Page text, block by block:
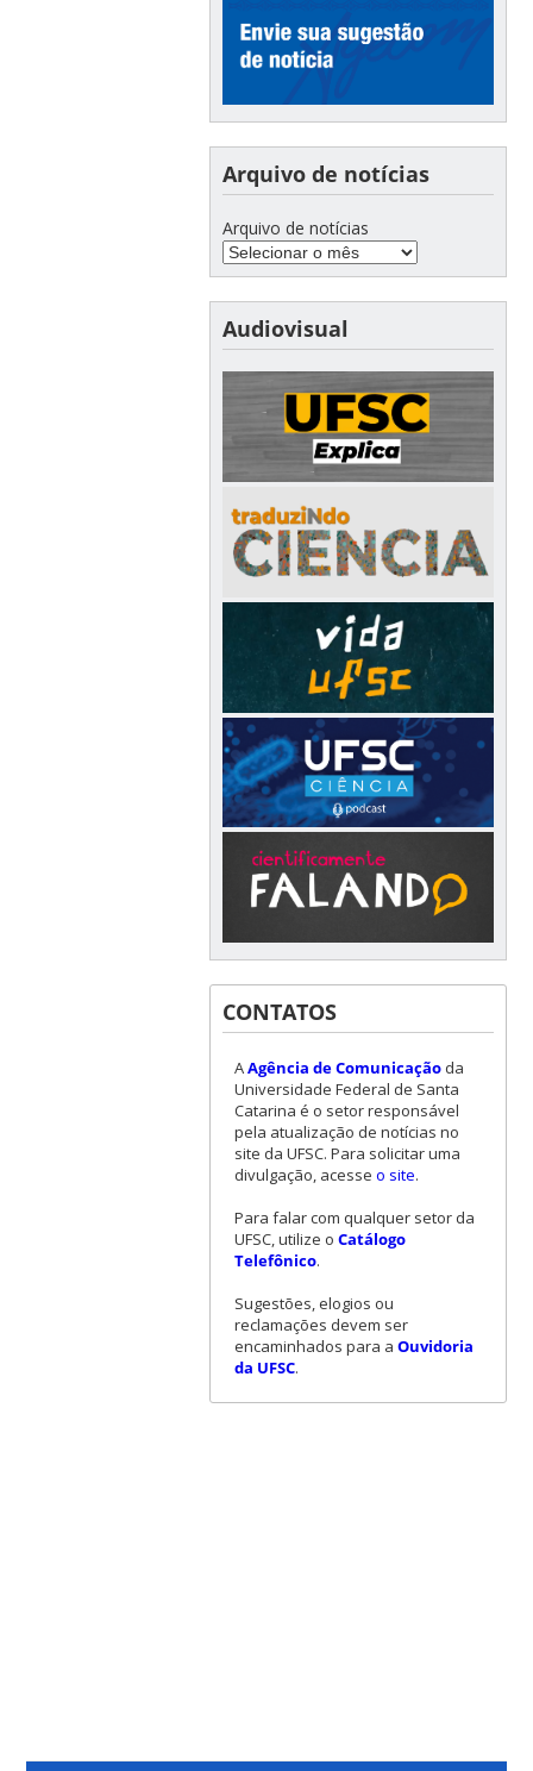
Arquivo de notícias
Arquivo de notícias
Audiovisual
CONTATOS
AAgência de Comunicaçãoda
Universidade Federal de Santa
Catarina é o setor responsável
pela atualização de notícias no
site da UFSC. Para solicitar uma
divulgação, acesse o site.
Para falar com qualquer setor da
UFSC, utilize o Catálogo
Telefônico.
Sugestões, elogios ou
reclamações devem ser
encaminhados para a Ouvidoria
da UFSC.